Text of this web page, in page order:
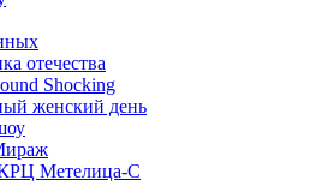
отечества
Shocking
женский день
Метелица-С